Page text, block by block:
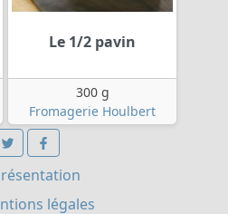
Le 1/2 pavin
300 g
Fromagerie Houlbert
légales